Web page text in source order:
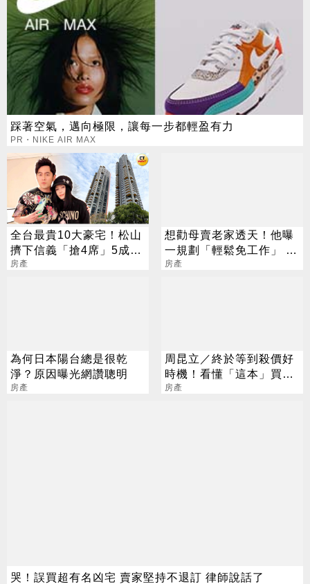
踩著空氣，邁向極限，讓每一步都輕盈有力
PR・NIKE AIR MAX
全台最貴10大豪宅！松山
擠下信義「搶4席」5成豪
客不貸款
房產
想勸母賣老家透天！他曝
一規劃「輕鬆免工作」 網
酸：啃到見骨
房產
為何日本陽台總是很乾
淨？原因曝光網讚聰明
房產
周昆立／終於等到殺價好
時機！看懂「這本」買到
便宜屋
房產
哭！誤買超有名凶宅 賣家堅持不退訂 律師說話了